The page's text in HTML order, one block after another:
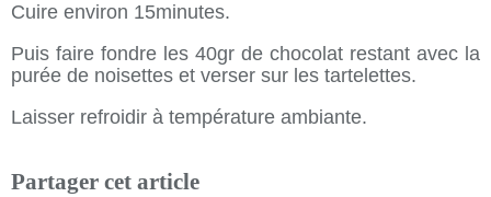
Cuire environ 15minutes.
Puis faire fondre les 40gr de chocolat restant avec la
purée de noisettes et verser sur les tartelettes.
Laisser refroidir à température ambiante.
Partager cet article